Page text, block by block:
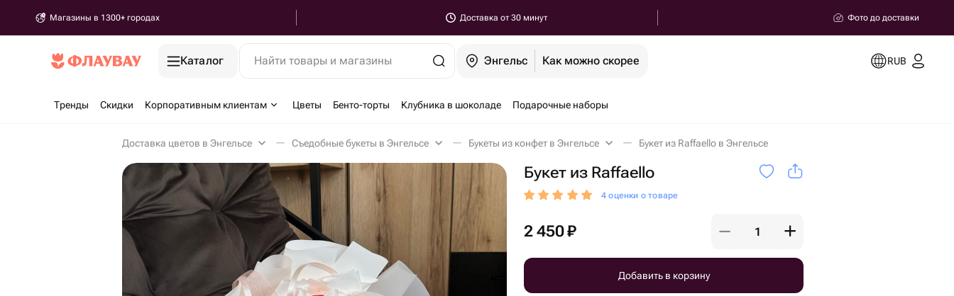
Магазины в 1300+ городах Доставка от 30 минут Фото до доставки
Каталог Найти товары и магазины Энгельс Как можно скорее RUB
Тренды Скидки Корпоративным клиентам Цветы Бенто-торты Клубника в шоколаде Подарочные наборы
Доставка цветов в Энгельсе Съедобные букеты в Энгельсе Букеты из конфет в Энгельсе Букет из Raffaello в Энгельсе
Букет из Raffaello
4 оценки о товаре
2 450₽
Добавить в корзину